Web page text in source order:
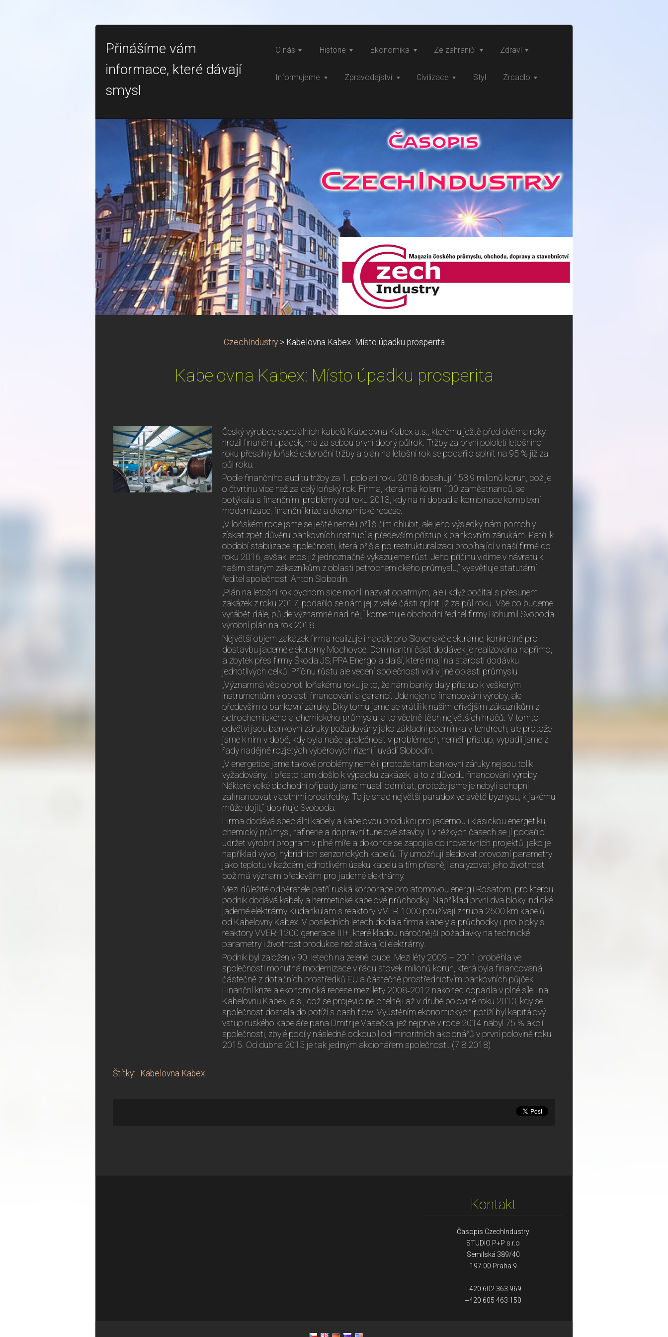
Přinášíme vám
informace, které dávají
smysl
O nás Historie Ekonomika Ze zahraničí Zdraví
Informujeme Zpravodajství Civilizace Styl Zrcadlo
CzechIndustry > Kabelovna Kabex: Místo úpadku prosperita
Kabelovna Kabex: Místo úpadku prosperita
Český výrobce speciálních kabelů Kabelovna Kabex a.s., kterému ještě před dvěma roky
hrozil finanční úpadek, má za sebou první dobrý půlrok. Tržby za první pololetí letošního
roku přesáhly loňské celoroční tržby a plán na letošní rok se podařilo splnit na 95 % již za
půl roku.
Podle finančního auditu tržby za 1. pololetí roku 2018 dosahují 153,9 milionů korun, což je
o čtvrtinu více než za celý loňský rok. Firma, která má kolem 100 zaměstnanců, se
potýkala s finančními problémy od roku 2013, kdy na ni dopadla kombinace komplexní
modernizace, finanční krize a ekonomické recese.
„V loňském roce jsme se ještě neměli příliš čím chlubit, ale jeho výsledky nám pomohly
získat zpět důvěru bankovních institucí a především přístup k bankovním zárukám. Patřil k
období stabilizace společnosti, která přišla po restrukturalizaci probíhající v naší firmě do
roku 2016, avšak letos již jednoznačně vykazujeme růst. Jeho příčinu vidíme v návratu k
našim starým zákazníkům z oblasti petrochemického průmyslu,“ vysvětluje statutární
ředitel společnosti Anton Slobodin.
„Plán na letošní rok bychom sice mohli nazvat opatrným, ale i když počítal s přesunem
zakázek z roku 2017, podařilo se nám jej z velké části splnit již za půl roku. Vše co budeme
vyrábět dále, půjde významně nad něj,“ komentuje obchodní ředitel firmy Bohumil Svoboda
výrobní plán na rok 2018.
Největší objem zakázek firma realizuje i nadále pro Slovenské elektrárne, konkrétně pro
dostavbu jaderné elektrárny Mochovce. Dominantní část dodávek je realizována napřímo,
a zbytek přes firmy Škoda JS, PPA Energo a další, které mají na starosti dodávku
jednotlivých celků. Příčinu růstu ale vedení společnosti vidí v jiné oblasti průmyslu.
„Významná věc oproti loňskému roku je to, že nám banky daly přístup k veškerým
instrumentům v oblasti financování a garancí. Jde nejen o financování výroby, ale
především o bankovní záruky. Díky tomu jsme se vrátili k našim dřívějším zákazníkům z
petrochemického a chemického průmyslu, a to včetně těch největších hráčů. V tomto
odvětví jsou bankovní záruky požadovány jako základní podmínka v tendrech, ale protože
jsme k nim v době, kdy byla naše společnost v problémech, neměli přístup, vypadli jsme z
řady nadějně rozjetých výběrových řízení,“ uvádí Slobodin.
„V energetice jsme takové problémy neměli, protože tam bankovní záruky nejsou tolik
vyžadovány. I přesto tam došlo k výpadku zakázek, a to z důvodu financování výroby.
Některé velké obchodní případy jsme museli odmítat, protože jsme je nebyli schopni
zafinancovat vlastními prostředky. To je snad největší paradox ve světě byznysu, k jakému
může dojít,“ doplňuje Svoboda.
Firma dodává speciální kabely a kabelovou produkci pro jadernou i klasickou energetiku,
chemický průmysl, rafinerie a dopravní tunelové stavby. I v těžkých časech se jí podařilo
udržet výrobní program v plné míře a dokonce se zapojila do inovativních projektů, jako je
například vývoj hybridních senzorických kabelů. Ty umožňují sledovat provozní parametry
jako teplotu v každém jednotlivém úseku kabelu a tím přesněji analyzovat jeho životnost,
což má význam především pro jaderné elektrárny.
Mezi důležité odběratele patří ruská korporace pro atomovou energii Rosatom, pro kterou
podnik dodává kabely a hermetické kabelové průchodky. Například první dva bloky indické
jaderné elektrárny Kudankulam s reaktory VVER-1000 používají zhruba 2500 km kabelů
od Kabelovny Kabex. V posledních letech dodala firma kabely a průchodky i pro bloky s
reaktory VVER-1200 generace III+, které kladou náročnější požadavky na technické
parametry i životnost produkce než stávající elektrárny.
Podnik byl založen v 90. letech na zelené louce. Mezi léty 2009 – 2011 proběhla ve
společnosti mohutná modernizace v řádu stovek milionů korun, která byla financovaná
částečně z dotačních prostředků EU a částečně prostřednictvím bankovních půjček.
Finanční krize a ekonomická recese mezi léty 2008‐2012 nakonec dopadla v plné síle i na
Kabelovnu Kabex, a.s., což se projevilo nejcitelněji až v druhé polovině roku 2013, kdy se
společnost dostala do potíží s cash flow. Vyústěním ekonomických potíží byl kapitálový
vstup ruského kabeláře pana Dmitrije Vasečka, jež nejprve v roce 2014 nabyl 75 % akcií
společnosti, zbylé podíly následně odkoupil od minoritních akcionářů v první polovině roku
2015. Od dubna 2015 je tak jediným akcionářem společnosti. (7.8.2018)
Štítky: Kabelovna Kabex
Kontakt
Časopis CzechIndustry
STUDIO P+P s.r.o
Semilská 389/40
197 00 Praha 9
+420 602 363 969
+420 605 463 150